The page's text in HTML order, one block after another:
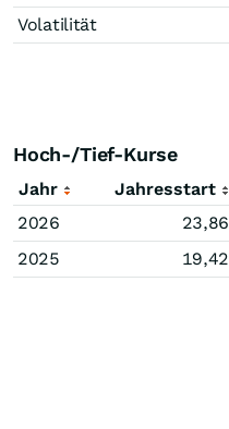
Volatilität
Hoch-/Tief-Kurse
Jahr Jahresstart
2026
23,86
2025
19,42